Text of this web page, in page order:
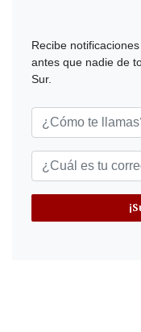
Recibe
antes que nadie de
Sur.